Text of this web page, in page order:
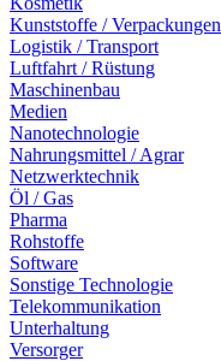
Kunststoffe / Verpackungen
Logistik / Transport
Luftfahrt / Rüstung
Maschinenbau
Medien
Nanotechnologie
Nahrungsmittel / Agrar
Netzwerktechnik
Öl / Gas
Pharma
Rohstoffe
Software
Sonstige Technologie
Telekommunikation
Unterhaltung
Versorger